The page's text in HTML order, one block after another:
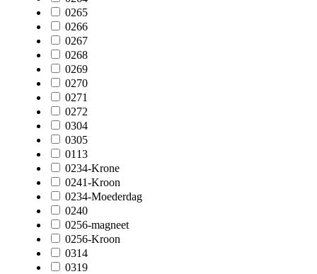
0265
0266
0267
0268
0269
0270
0271
0272
0304
0305
0113
0234-Krone
0241-Kroon
0234-Moederdag
0240
0256-magneet
0256-Kroon
0314
0319